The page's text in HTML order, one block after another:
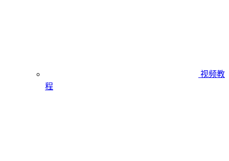
视频教
程